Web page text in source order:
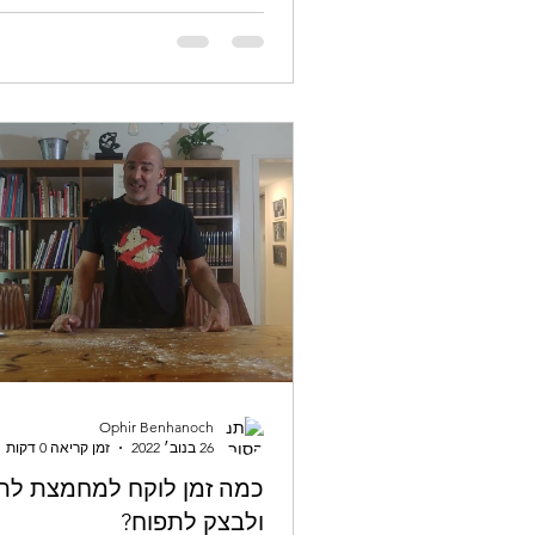
כמה זמן לוקח למחמצת
ולבצק לתפוח?
Ophir Benhanoch
26 בנוב׳ 2022
זמן קריאה 0 דקות